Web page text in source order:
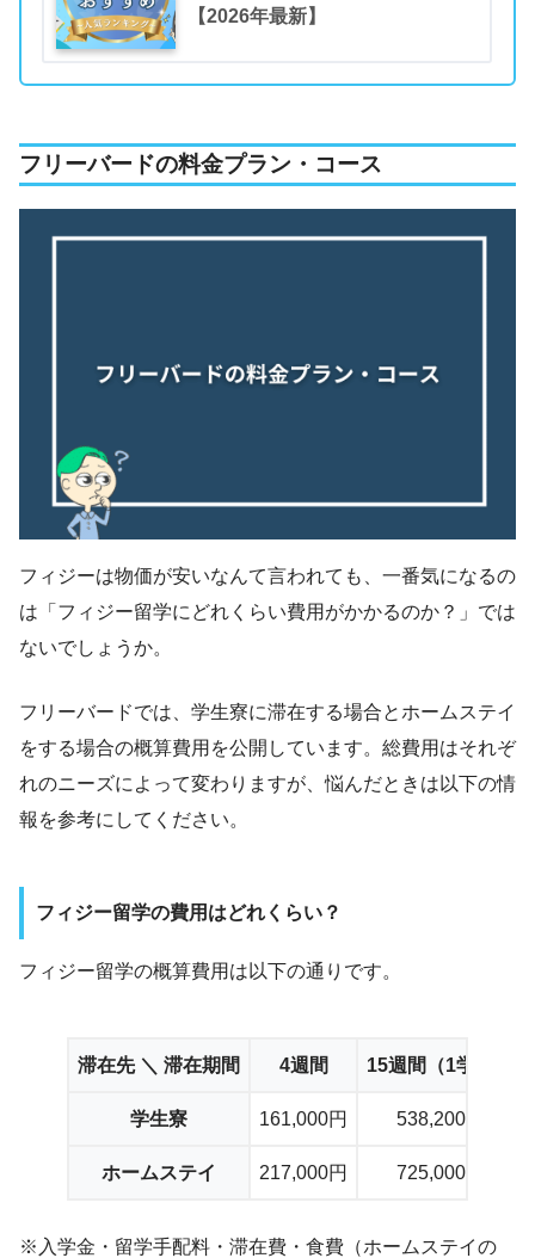
【2026年最新】
フリーバードの料金プラン・コース
フィジーは物価が安いなんて言われても、一番気になるの
は「フィジー留学にどれくらい費用がかかるのか？」では
ないでしょうか。
フリーバードでは、学生寮に滞在する場合とホームステイ
をする場合の概算費用を公開しています。総費用はそれぞ
れのニーズによって変わりますが、悩んだときは以下の情
報を参考にしてください。
フィジー留学の費用はどれくらい？
フィジー留学の概算費用は以下の通りです。
滞在先 ＼ 滞在期間 4週間 15週間（1学期）
学生寮 161,000円 538,200円
ホームステイ 217,000円 725,000円
※入学金・留学手配料・滞在費・食費（ホームステイの